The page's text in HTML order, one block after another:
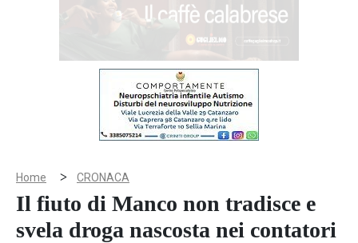
Home > CRONACA
Il fiuto di Manco non tradisce e
svela droga nascosta nei contatori